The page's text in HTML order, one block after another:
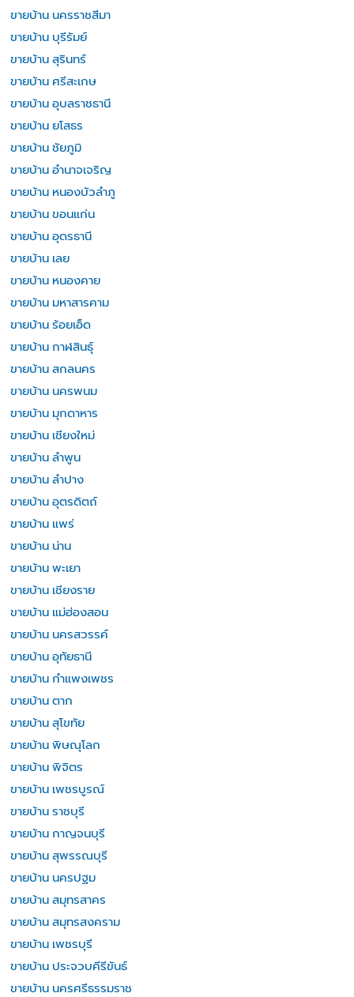
ขายบ้าน นครราชสีมา
ขายบ้าน บุรีรัมย์
ขายบ้าน สุรินทร์
ขายบ้าน ศรีสะเกษ
ขายบ้าน อุบลราชธานี
ขายบ้าน ยโสธร
ขายบ้าน ชัยภูมิ
ขายบ้าน อำนาจเจริญ
ขายบ้าน หนองบัวลำภู
ขายบ้าน ขอนแก่น
ขายบ้าน อุดรธานี
ขายบ้าน เลย
ขายบ้าน หนองคาย
ขายบ้าน มหาสารคาม
ขายบ้าน ร้อยเอ็ด
ขายบ้าน กาฬสินธุ์
ขายบ้าน สกลนคร
ขายบ้าน นครพนม
ขายบ้าน มุกดาหาร
ขายบ้าน เชียงใหม่
ขายบ้าน ลำพูน
ขายบ้าน ลำปาง
ขายบ้าน อุตรดิตถ์
ขายบ้าน แพร่
ขายบ้าน น่าน
ขายบ้าน พะเยา
ขายบ้าน เชียงราย
ขายบ้าน แม่ฮ่องสอน
ขายบ้าน นครสวรรค์
ขายบ้าน อุทัยธานี
ขายบ้าน กำแพงเพชร
ขายบ้าน ตาก
ขายบ้าน สุโขทัย
ขายบ้าน พิษณุโลก
ขายบ้าน พิจิตร
ขายบ้าน เพชรบูรณ์
ขายบ้าน ราชบุรี
ขายบ้าน กาญจนบุรี
ขายบ้าน สุพรรณบุรี
ขายบ้าน นครปฐม
ขายบ้าน สมุทรสาคร
ขายบ้าน สมุทรสงคราม
ขายบ้าน เพชรบุรี
ขายบ้าน ประจวบคีรีขันธ์
ขายบ้าน นครศรีธรรมราช